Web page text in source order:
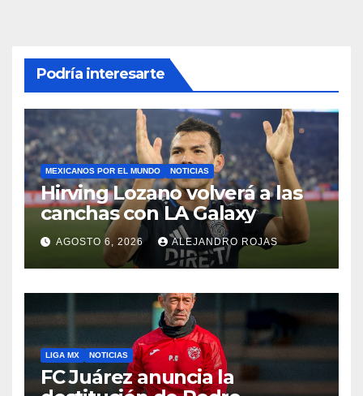
Podría interesarte
MEXICANOS POR EL MUNDO NOTICIAS
Hirving Lozano volverá a las
canchas con LA Galaxy
AGOSTO 6, 2026 ALEJANDRO ROJAS
LIGA MX NOTICIAS
FC Juárez anuncia la